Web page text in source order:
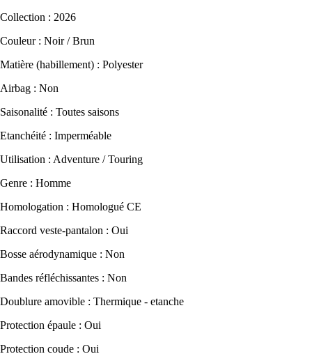
Collection : 2026
Couleur : Noir / Brun
Matière (habillement) : Polyester
Airbag : Non
Saisonalité : Toutes saisons
Etanchéité : Imperméable
Utilisation : Adventure / Touring
Genre : Homme
Homologation : Homologué CE
Raccord veste-pantalon : Oui
Bosse aérodynamique : Non
Bandes réfléchissantes : Non
Doublure amovible : Thermique - etanche
Protection épaule : Oui
Protection coude : Oui